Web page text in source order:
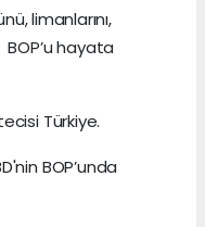
limanlarını,
BOP’u hayata
Türkiye.
BOP’unda